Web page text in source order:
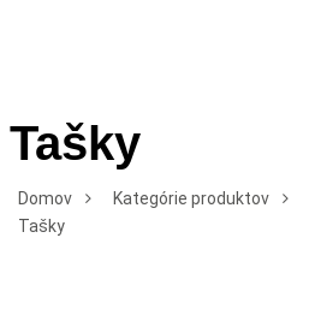
Tašky
Domov Kategórie produktov
Tašky